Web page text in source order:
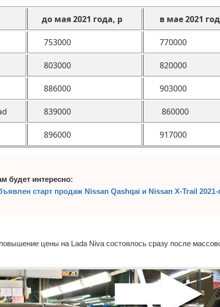
до мая 2021 года, р в мае 2021
753000 770000
803000 820000
886000 903000
839000 860000
896000 917000
будет интересно:
старт продаж Nissan Qashqai и Nissan X-Trail
цены на Lada Niva состоялось сразу после